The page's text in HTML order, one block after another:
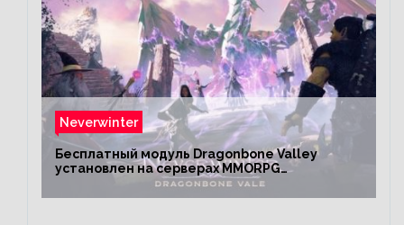
Neverwinter
Бесплатный модуль Dragonbone Valley
установлен на серверах MMORPG